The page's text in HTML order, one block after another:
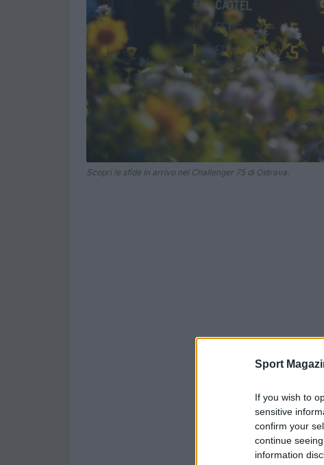
Sport
If you wish to
sensitive
confirm your
continue
information
Scopri le sfide in arrivo nel Challenger 75 di Ostrava.